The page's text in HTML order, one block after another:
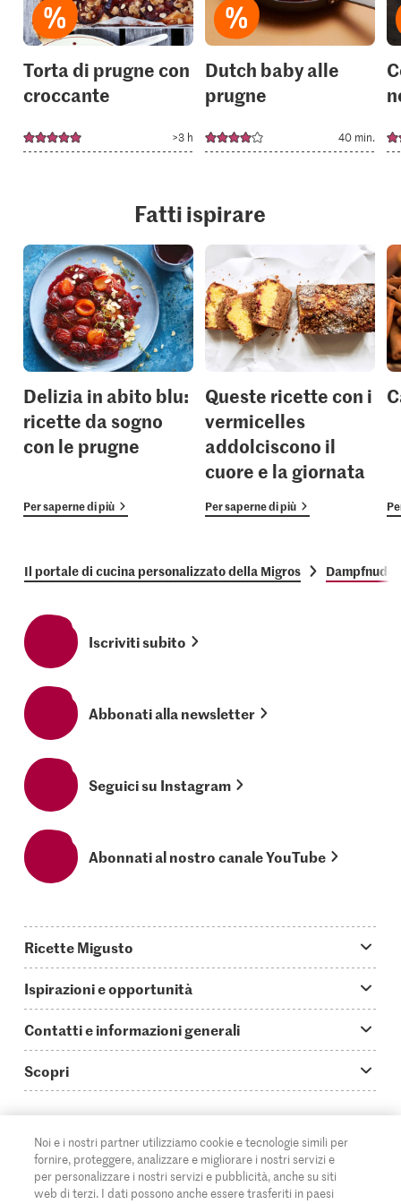
Torta di prugne con
croccante
>3 h
Dutch baby alle
prugne
40 min.
Fatti ispirare
Delizia in abito blu:
ricette da sogno
con le prugne
Per saperne di più
Queste ricette con i
vermicelles
addolciscono il
cuore e la giornata
Per saperne di più
Il portale di cucina personalizzato della Migros
Iscriviti subito
Abbonati alla newsletter
Seguici su Instagram
Abonnati al nostro canale YouTube
Ricette Migusto
Oggi cucino
Piatti principali
Ricette semplici & veloci
Ricette al forno
Ispirazioni e opportunità
Storie
Video How to
Login Migusto
Contatti e informazioni generali
Guida alle abbreviazioni
Contatti
Pubblicità
Scopri
Migros Online
A proposito della Migros
Noi e i nostri partner utilizziamo cookie e tecnologie simili per
fornire, proteggere, analizzare e migliorare i nostri servizi e
per personalizzare i nostri servizi e pubblicità, anche su siti
web di terzi. I dati possono anche essere trasferiti in paesi